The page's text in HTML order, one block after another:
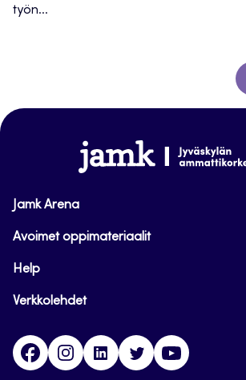
työn...
www.jamk.fi
Jamk Arena
Avoimet oppimateriaalit
Help
Verkkolehdet
FacebookInstagramLinkedinTwitter